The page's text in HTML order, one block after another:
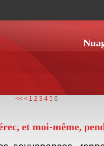
<< < 1 2 3 4 5 6
et moi-même,